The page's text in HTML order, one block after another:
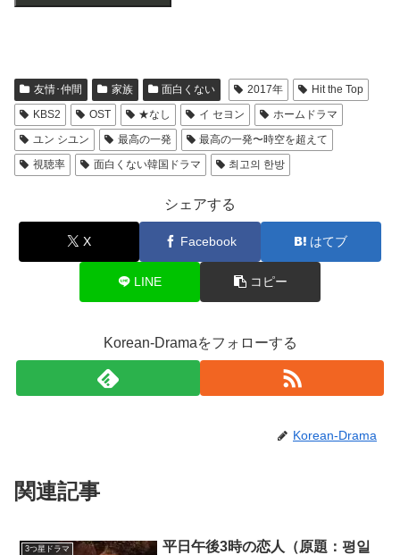
友情･仲間 家族 面白くない 2017年
Hit the Top
KBS2
OST ★なし イ セヨン
ホームドラマ
ユン シユン
最高の一発
最高の一発〜時空を超えて
視聴率
面白くない韓国ドラマ 최고의 한방
シェアする
X Facebook はてブ
LINE コピー
Korean-Dramaをフォローする
Korean-Drama
関連記事
3つ星ドラマ
平日午後3時の恋人（原題：평일